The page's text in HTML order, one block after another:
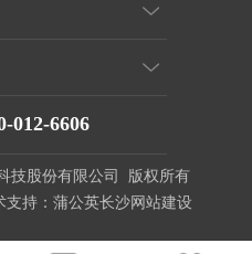
012-6606
技股份有限公司 版权所有
支持：蒲公英长沙网站建设